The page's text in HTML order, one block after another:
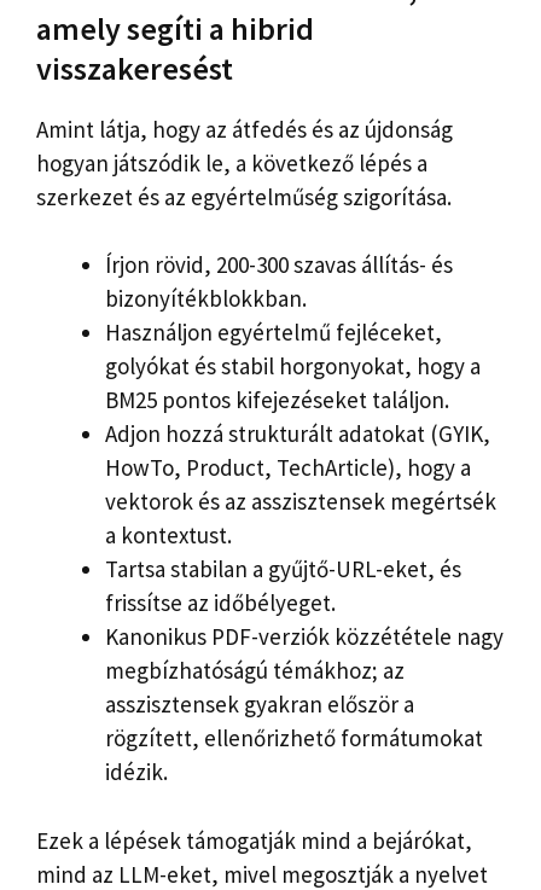
amely segíti a hibrid
visszakeresést
Amint látja, hogy az átfedés és az újdonság
hogyan játszódik le, a következő lépés a
szerkezet és az egyértelműség szigorítása.
Írjon rövid, 200-300 szavas állítás- és
bizonyítékblokkban.
Használjon egyértelmű fejléceket,
golyókat és stabil horgonyokat, hogy a
BM25 pontos kifejezéseket találjon.
Adjon hozzá strukturált adatokat (GYIK,
HowTo, Product, TechArticle), hogy a
vektorok és az asszisztensek megértsék
a kontextust.
Tartsa stabilan a gyűjtő-URL-eket, és
frissítse az időbélyeget.
Kanonikus PDF-verziók közzététele nagy
megbízhatóságú témákhoz; az
asszisztensek gyakran először a
rögzített, ellenőrizhető formátumokat
idézik.
Ezek a lépések támogatják mind a bejárókat,
mind az LLM-eket, mivel megosztják a nyelvet